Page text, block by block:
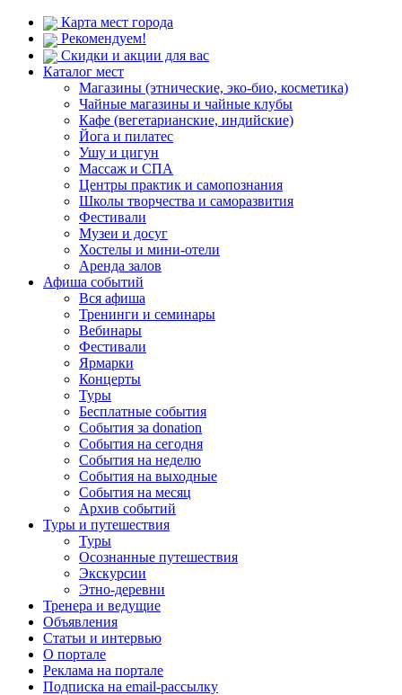
Карта мест города
Рекомендуем!
Скидки и акции для вас
Каталог мест
Магазины (этнические, эко-био, косметика)
Чайные магазины и чайные клубы
Кафе (вегетарианские, индийские)
Йога и пилатес
Ушу и цигун
Массаж и СПА
Центры практик и самопознания
Школы творчества и саморазвития
Фестивали
Музеи и досуг
Хостелы и мини-отели
Аренда залов
Афиша событий
Вся афиша
Тренинги и семинары
Вебинары
Фестивали
Ярмарки
Концерты
Туры
Бесплатные события
События за donation
События на сегодня
События на неделю
События на выходные
События на месяц
Архив событий
Туры и путешествия
Туры
Осознанные путешествия
Экскурсии
Этно-деревни
Тренера и ведущие
Объявления
Статьи и интервью
О портале
Реклама на портале
Подписка на email-рассылку